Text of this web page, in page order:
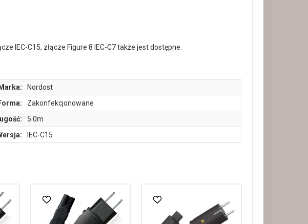
IEC-C15, złącze Figure 8 IEC-C7 także jest dostępne.
Marka:
Nordost
Zakonfekcjonowane
5.0m
IEC-C15